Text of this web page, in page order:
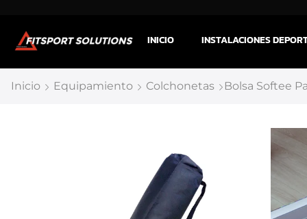
INICIO INSTALACIONES
Inicio Equipamiento Colchonetas Bolsa Softee